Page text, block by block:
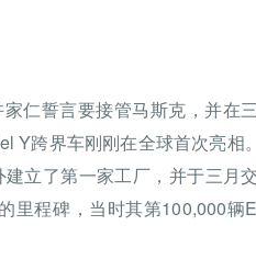
仁誓言要接管马斯克，并在
Y跨界车刚刚在全球首次亮相
立了第一家工厂，并于三月
里程碑，当时其第100,000辆